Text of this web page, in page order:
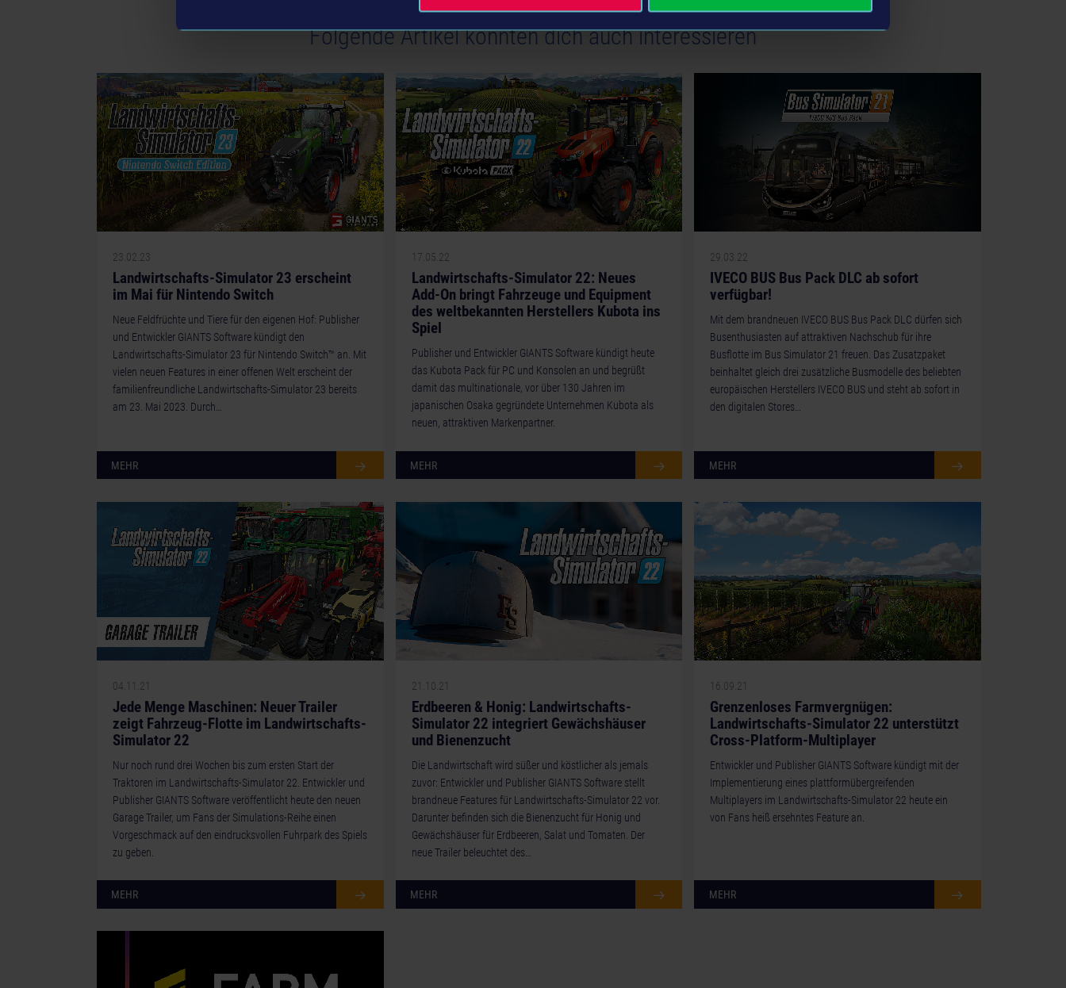
Folgende Artikel könnten dich auch interessieren
23.02.23
Landwirtschafts-Simulator 23 erscheint
im Mai für Nintendo Switch
Neue Feldfrüchte und Tiere für den eigenen Hof: Publisher
und Entwickler GIANTS Software kündigt den
Landwirtschafts-Simulator 23 für Nintendo Switch™ an. Mit
vielen neuen Features in einer offenen Welt erscheint der
familienfreundliche Landwirtschafts-Simulator 23 bereits
am 23. Mai 2023. Durch…
MEHR
17.05.22
Landwirtschafts-Simulator 22: Neues
Add-On bringt Fahrzeuge und Equipment
des weltbekannten Herstellers Kubota ins
Spiel
Publisher und Entwickler GIANTS Software kündigt heute
das Kubota Pack für PC und Konsolen an und begrüßt
damit das multinationale, vor über 130 Jahren im
japanischen Osaka gegründete Unternehmen Kubota als
neuen, attraktiven Markenpartner.
MEHR
29.03.22
IVECO BUS Bus Pack DLC ab sofort
verfügbar!
Mit dem brandneuen IVECO BUS Bus Pack DLC dürfen sich
Busenthusiasten auf attraktiven Nachschub für ihre
Busflotte im Bus Simulator 21 freuen. Das Zusatzpaket
beinhaltet gleich drei zusätzliche Busmodelle des beliebten
europäischen Herstellers IVECO BUS und steht ab sofort in
den digitalen Stores…
MEHR
04.11.21
Jede Menge Maschinen: Neuer Trailer
zeigt Fahrzeug-Flotte im Landwirtschafts-
Simulator 22
Nur noch rund drei Wochen bis zum ersten Start der
Traktoren im Landwirtschafts-Simulator 22. Entwickler und
Publisher GIANTS Software veröffentlicht heute den neuen
Garage Trailer, um Fans der Simulations-Reihe einen
Vorgeschmack auf den eindrucksvollen Fuhrpark des Spiels
zu geben.
MEHR
21.10.21
Erdbeeren & Honig: Landwirtschafts-
Simulator 22 integriert Gewächshäuser
und Bienenzucht
Die Landwirtschaft wird süßer und köstlicher als jemals
zuvor: Entwickler und Publisher GIANTS Software stellt
brandneue Features für Landwirtschafts-Simulator 22 vor.
Darunter befinden sich die Bienenzucht für Honig und
Gewächshäuser für Erdbeeren, Salat und Tomaten. Der
neue Trailer beleuchtet des…
MEHR
16.09.21
Grenzenloses Farmvergnügen:
Landwirtschafts-Simulator 22 unterstützt
Cross-Platform-Multiplayer
Entwickler und Publisher GIANTS Software kündigt mit der
Implementierung eines plattformübergreifenden
Multiplayers im Landwirtschafts-Simulator 22 heute ein
von Fans heiß ersehntes Feature an.
MEHR